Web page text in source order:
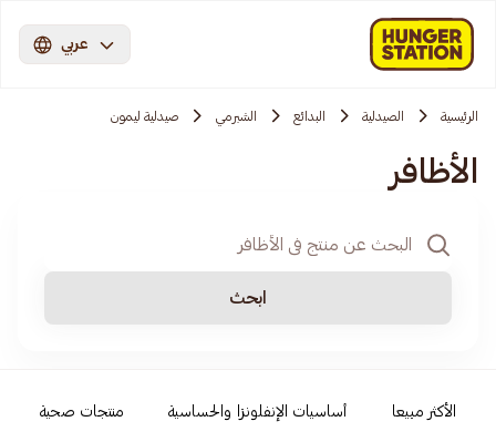
عربي
الرئيسية الصيدلية البدائع الشبرمي صيدلية ليمون
الأظافر
ابحث
الأكثر مبيعا أساسيات الإنفلونزا والحساسية منتجات صحية